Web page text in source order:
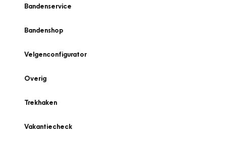
Bandenservice
Bandenshop
Velgenconfigurator
Overig
Trekhaken
Vakantiecheck